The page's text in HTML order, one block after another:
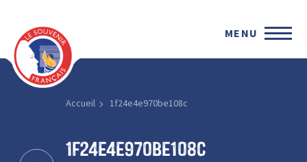
MENU
Accueil 1f24e4e970be108c
1f24e4e970be108c